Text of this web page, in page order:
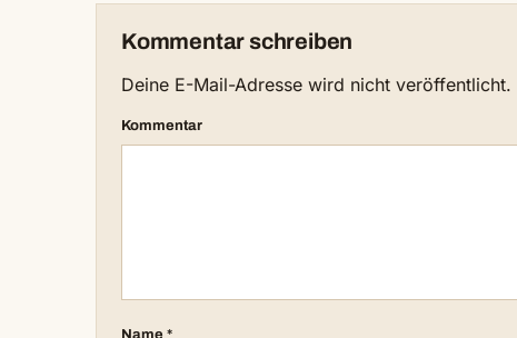
Kommentar schreiben
Deine E-Mail-Adresse wird nicht veröffentlicht.
Kommentar
Name *